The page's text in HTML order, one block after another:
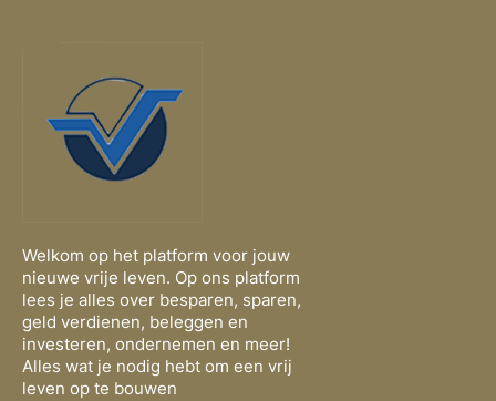
Welkom op het platform voor jouw
nieuwe vrije leven. Op ons platform
lees je alles over besparen, sparen,
geld verdienen, beleggen en
investeren, ondernemen en meer!
Alles wat je nodig hebt om een vrij
leven op te bouwen